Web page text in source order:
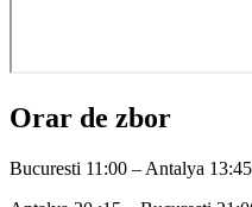
Orar de zbor
Bucuresti 11:00 – Antalya 13:45